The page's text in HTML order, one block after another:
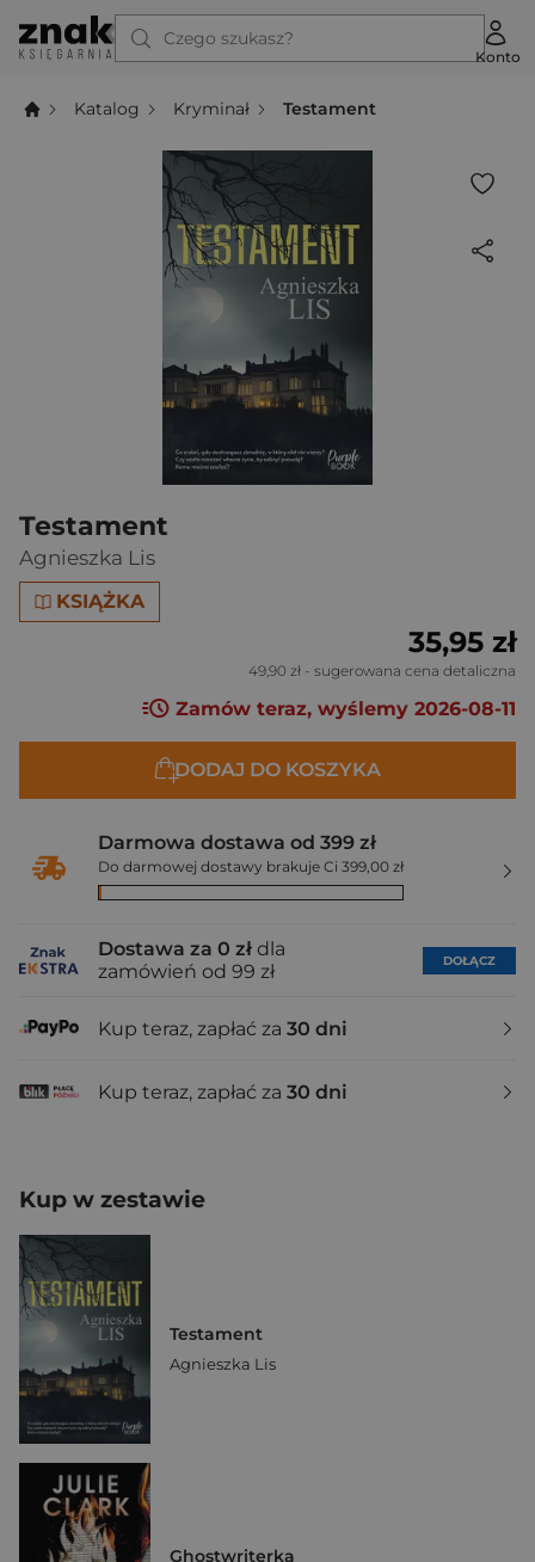
Czego szukasz?
Konto
Katalog Kryminał Testament
Testament
Agnieszka Lis
KSIĄŻKA
35,95 zł
49,90 zł - sugerowana cena detaliczna
Zamów teraz, wyślemy 2026-08-11
DODAJ DO KOSZYKA
Darmowa dostawa od 399 zł
Do darmowej dostawy brakuje Ci 399,00 zł
Dostawa za 0 zł dla
zamówień od 99 zł
DOŁĄCZ
Kup teraz, zapłać za 30 dni
Kup teraz, zapłać za 30 dni
Kup w zestawie
Testament
Agnieszka Lis
Ghostwriterka